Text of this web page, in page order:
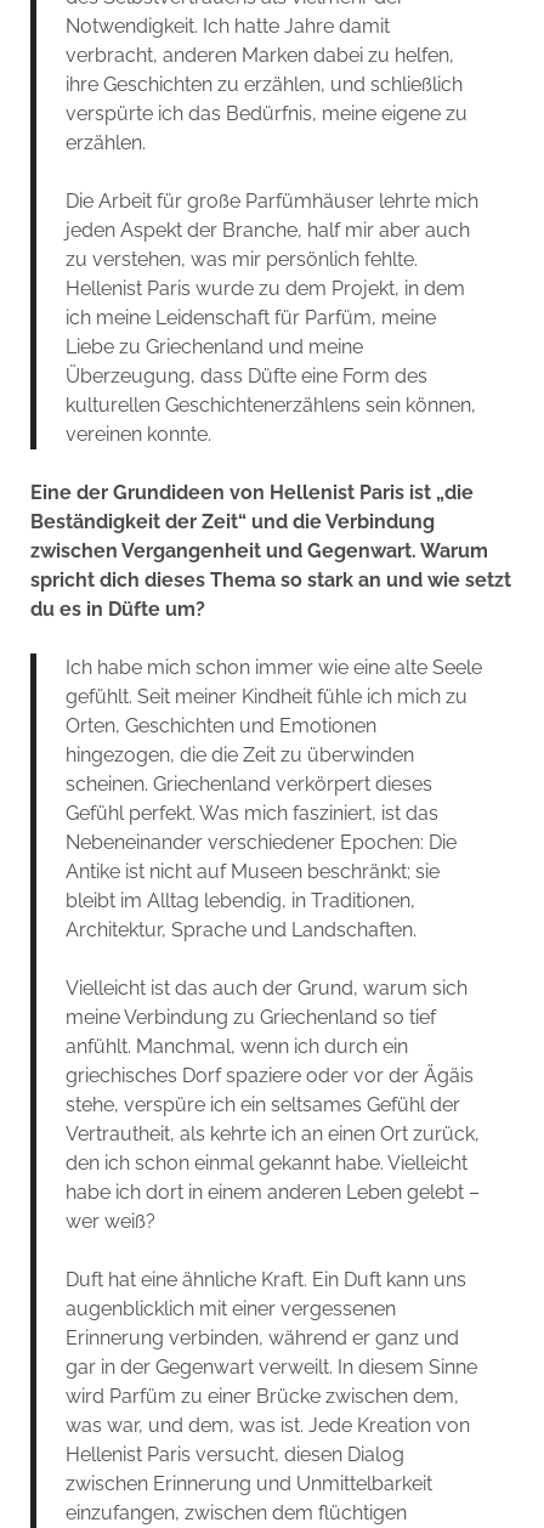
Notwendigkeit. Ich hatte Jahre damit
verbracht, anderen Marken dabei zu helfen,
ihre Geschichten zu erzählen, und schließlich
verspürte ich das Bedürfnis, meine eigene zu
erzählen.
Die Arbeit für große Parfümhäuser lehrte mich
jeden Aspekt der Branche, half mir aber auch
zu verstehen, was mir persönlich fehlte.
Hellenist Paris wurde zu dem Projekt, in dem
ich meine Leidenschaft für Parfüm, meine
Liebe zu Griechenland und meine
Überzeugung, dass Düfte eine Form des
kulturellen Geschichtenerzählens sein können,
vereinen konnte.
Eine der Grundideen von Hellenist Paris ist „die
Beständigkeit der Zeit“ und die Verbindung
zwischen Vergangenheit und Gegenwart. Warum
spricht dich dieses Thema so stark an und wie setzt
du es in Düfte um?
Ich habe mich schon immer wie eine alte Seele
gefühlt. Seit meiner Kindheit fühle ich mich zu
Orten, Geschichten und Emotionen
hingezogen, die die Zeit zu überwinden
scheinen. Griechenland verkörpert dieses
Gefühl perfekt. Was mich fasziniert, ist das
Nebeneinander verschiedener Epochen: Die
Antike ist nicht auf Museen beschränkt; sie
bleibt im Alltag lebendig, in Traditionen,
Architektur, Sprache und Landschaften.
Vielleicht ist das auch der Grund, warum sich
meine Verbindung zu Griechenland so tief
anfühlt. Manchmal, wenn ich durch ein
griechisches Dorf spaziere oder vor der Ägäis
stehe, verspüre ich ein seltsames Gefühl der
Vertrautheit, als kehrte ich an einen Ort zurück,
den ich schon einmal gekannt habe. Vielleicht
habe ich dort in einem anderen Leben gelebt –
wer weiß?
Duft hat eine ähnliche Kraft. Ein Duft kann uns
augenblicklich mit einer vergessenen
Erinnerung verbinden, während er ganz und
gar in der Gegenwart verweilt. In diesem Sinne
wird Parfüm zu einer Brücke zwischen dem,
was war, und dem, was ist. Jede Kreation von
Hellenist Paris versucht, diesen Dialog
zwischen Erinnerung und Unmittelbarkeit
einzufangen, zwischen dem flüchtigen